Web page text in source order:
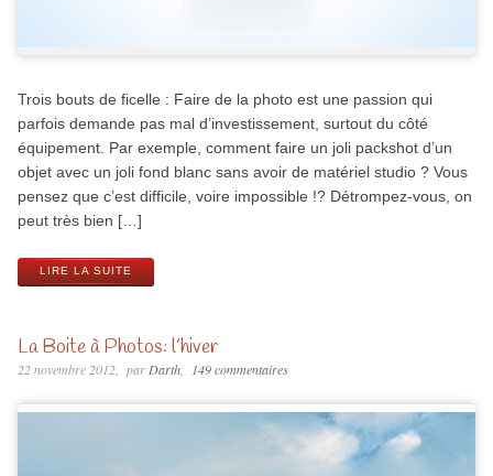
Trois bouts de ficelle : Faire de la photo est une passion qui
parfois demande pas mal d’investissement, surtout du côté
équipement. Par exemple, comment faire un joli packshot d’un
objet avec un joli fond blanc sans avoir de matériel studio ? Vous
pensez que c’est difficile, voire impossible !? Détrompez-vous, on
peut très bien […]
LIRE LA SUITE
La Boite à Photos: l’hiver
22 novembre 2012 parDarth 149 commentaires